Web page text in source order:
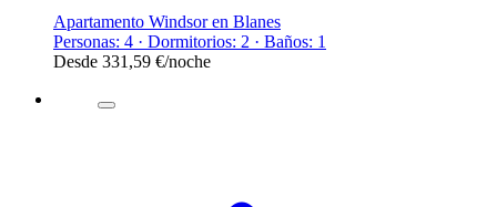
Apartamento Windsor en Blanes
Personas: 4 · Dormitorios: 2 · Baños: 1
Desde 331,59 €/noche